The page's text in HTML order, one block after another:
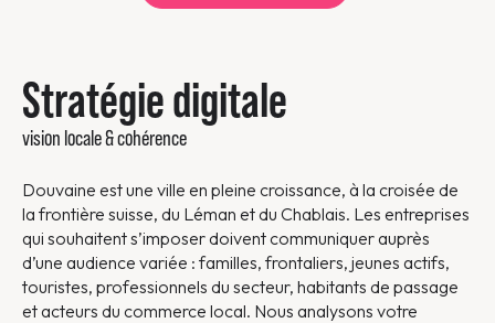
Stratégie digitale
vision locale & cohérence
Douvaine est une ville en pleine croissance, à la croisée de
la frontière suisse, du Léman et du Chablais. Les entreprises
qui souhaitent s’imposer doivent communiquer auprès
d’une audience variée : familles, frontaliers, jeunes actifs,
touristes, professionnels du secteur, habitants de passage
et acteurs du commerce local. Nous analysons votre